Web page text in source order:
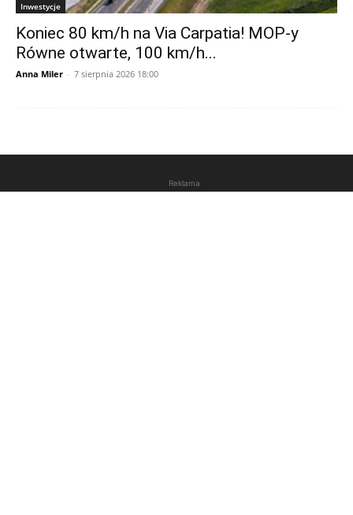
Inwestycje
Koniec 80 km/h na Via Carpatia! MOP-y
Równe otwarte, 100 km/h...
Anna Miler - 7 sierpnia 2026 18:00
Reklama